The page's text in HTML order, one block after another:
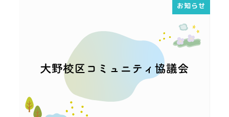
お知らせ